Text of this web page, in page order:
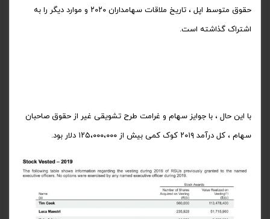
حقوق متوسط اپل ، تاریخ ملاقات سهامداران ۲۰۲۰ و موارد دیگر را به
اشتراک گذاشته است.
با این حال ، با جوایز سهام و غرامت طرح تشویقی غیر از حقوق صاحبان
سهام ، کل درآمد ۲۰۱۹ کوک کمی بیش از ۱۲۵،۰۰۰،۰۰۰ دلار بود.